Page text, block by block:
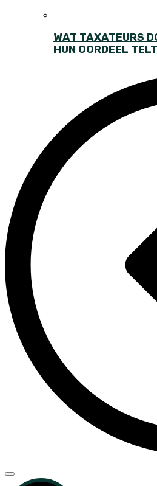
WAT TAXATEURS
HUN OORDEEL TELT